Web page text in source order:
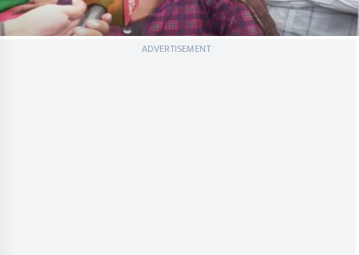
ADVERTISEMENT